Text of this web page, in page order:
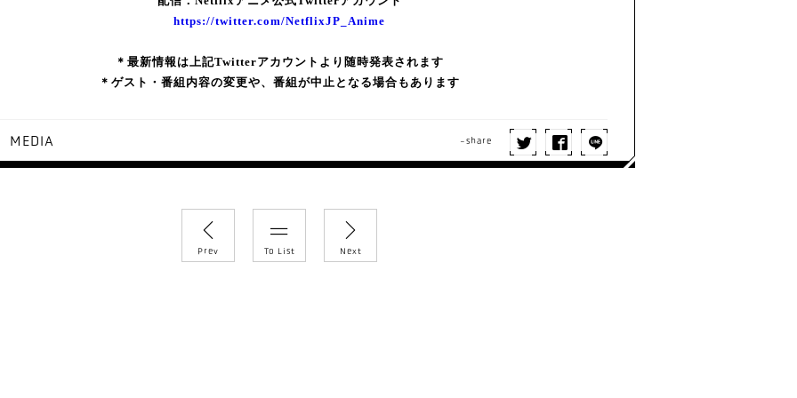
https://twitter.com/NetflixJP_Anime
＊最新情報は上記Twitterアカウントより随時発表されます
＊ゲスト・番組内容の変更や、番組が中止となる場合もあります
MEDIA -share
Prev To List Next